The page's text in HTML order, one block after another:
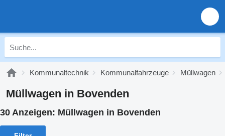
Kommunaltechnik Kommunalfahrzeuge Müllwagen
Müllwagen in Bovenden
30 Anzeigen: Müllwagen in Bovenden